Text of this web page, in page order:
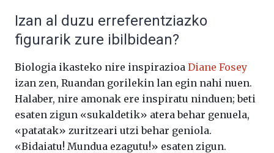
Izan al duzu erreferentziazko
figurarik zure ibilbidean?
Biologia ikasteko nire inspirazioa Diane Fosey
izan zen, Ruandan gorilekin lan egin nahi nuen.
Halaber, nire amonak ere inspiratu ninduen; beti
esaten zigun «sukaldetik» atera behar genuela,
«patatak» zuritzeari utzi behar geniola.
«Bidaiatu! Mundua ezagutu!» esaten zigun.